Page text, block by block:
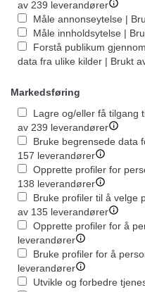
av 239 leverandører
Måle annonseytelse |
Måle innholdsytelse |
Forstå publikum
data fra ulike kilder | Brukt
Markedsføring
Lagre og/eller få tilgang
av 239 leverandører
Bruke begrensede data
157 leverandører
Opprette profiler for
138 leverandører
Bruke profiler til å velge
av 135 leverandører
Opprette profiler for å
leverandører
Bruke profiler for å
leverandører
Utvikle og forbedre